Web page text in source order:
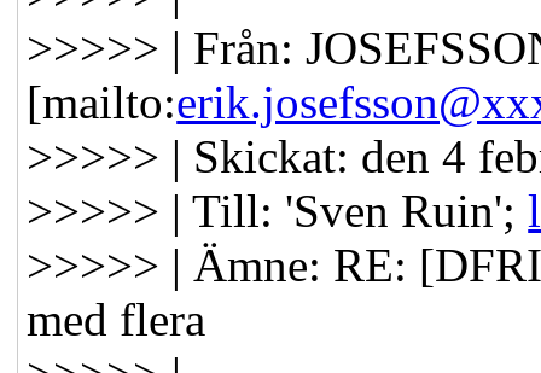
>>>>> | Från:
[mailto:
>>>>> | Skickat: den 4
>>>>> | Till: 'Sven Ruin';
>>>>> | Ämne: RE:
med flera